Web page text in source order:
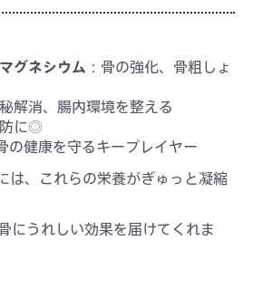
グネシウム ：骨の強化、骨粗しょ
秘解消、腸内環境を整える
防に◎
の健康を守るキープレイヤー
は、これらの栄養がぎゅっと凝縮
にうれしい効果を届けてくれま